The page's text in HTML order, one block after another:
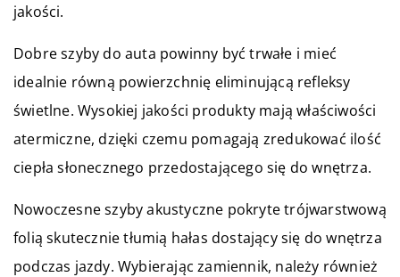
jakości.
Dobre szyby do auta powinny być trwałe i mieć
idealnie równą powierzchnię eliminującą refleksy
świetlne. Wysokiej jakości produkty mają właściwości
atermiczne, dzięki czemu pomagają zredukować ilość
ciepła słonecznego przedostającego się do wnętrza.
Nowoczesne szyby akustyczne pokryte trójwarstwową
folią skutecznie tłumią hałas dostający się do wnętrza
podczas jazdy. Wybierając zamiennik, należy również